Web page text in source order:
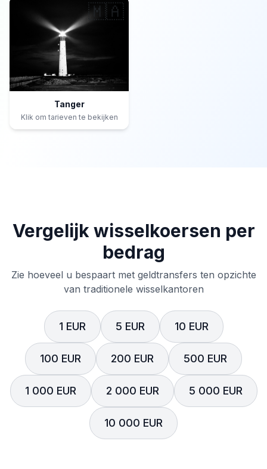
🇲🇦
Tanger
Klik om tarieven te bekijken
Vergelijk wisselkoersen per
bedrag
Zie hoeveel u bespaart met geldtransfers ten opzichte
van traditionele wisselkantoren
1 EUR 5 EUR 10 EUR
100 EUR 200 EUR 500 EUR
1 000 EUR 2 000 EUR 5 000 EUR
10 000 EUR